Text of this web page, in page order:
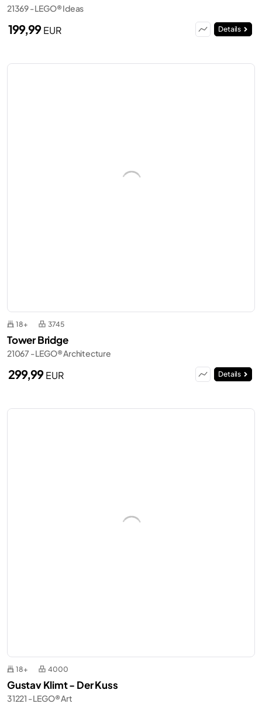
21369 - LEGO® Ideas
199,99EUR Details
18+ 3745
Tower Bridge
21067 - LEGO® Architecture
299,99EUR Details
18+ 4000
Gustav Klimt - Der Kuss
31221 - LEGO® Art